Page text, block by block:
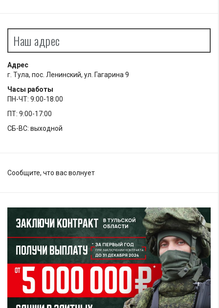
Наш адрес
Адрес
г. Тула, пос. Ленинский, ул. Гагарина 9
Часы работы
ПН-ЧТ: 9:00-18:00
ПТ: 9:00-17:00
СБ-ВС: выходной
Сообщите, что вас волнует